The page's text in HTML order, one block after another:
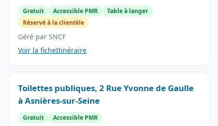
Gratuit Accessible PMR
Table à langer
Réservé à la clientèle
Géré par SNCF
Voir la ficheItinéraire
Toilettes publiques, 2 Rue Yvonne de Gaulle
à Asnières-sur-Seine
Gratuit Accessible PMR